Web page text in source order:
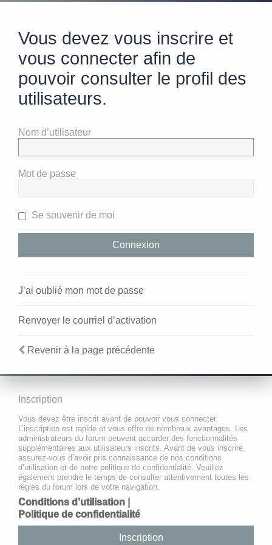
Vous devez vous inscrire et
vous connecter afin de
pouvoir consulter le profil des
utilisateurs.
Nom d’utilisateur
Mot de passe
Se souvenir de moi
J’ai oublié mon mot de passe
Renvoyer le courriel d’activation
Revenir à la page précédente
Inscription
Vous devez être inscrit avant de pouvoir vous connecter.
L’inscription est rapide et vous offre de nombreux avantages. Les
administrateurs du forum peuvent accorder des fonctionnalités
supplémentaires aux utilisateurs inscrits. Avant de vous inscrire,
assurez-vous d’avoir pris connaissance de nos conditions
d’utilisation et de notre politique de confidentialité. Veuillez
également prendre le temps de consulter attentivement toutes les
règles du forum lors de votre navigation.
Conditions d’utilisation
Politique de confidentialité
Inscription